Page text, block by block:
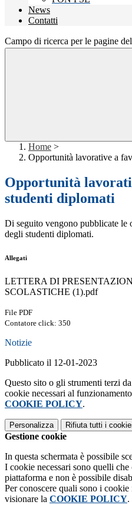
News
Contatti
Campo di ricerca per le pagine
Home >
Opportunità lavorative a
Opportunità
studenti diplomati
Di seguito vengono pubblicate le
degli studenti diplomati.
Allegati
LETTERA DI
SCOLASTICHE (1).pdf
File PDF
Contatore click: 350
Notizie
Pubblicato il 12-01-2023
Questo sito o gli strumenti terzi
cookie necessari al
COOKIE POLICY.
Personalizza Rifiuta tutti i
Gestione cookie
In questa schermata è possibile
I cookie necessari sono quelli
piattaforma e non è possibile
Per conoscere quali sono i
visionare la COOKIE POLICY.